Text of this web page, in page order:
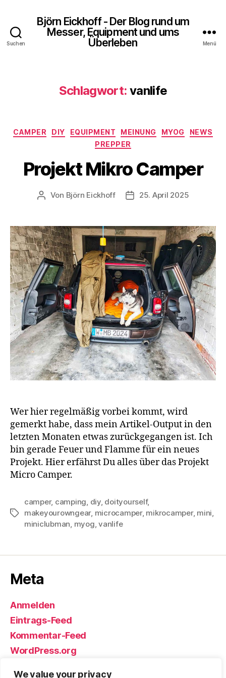
We value your privacy
Suchen
Björn Eickhoff - Der Blog rund um
Messer, Equipment und ums
Überleben
Menü
Schlagwort: vanlife
Kategorien
CAMPER DIY EQUIPMENT MEINUNG MYOG
NEWS
PREPPER
Projekt Mikro Camper
Beitragsautor
Von Björn Eickhoff Veröffentlichungsdatum
25. April 2025
Wer hier regelmäßig vorbei kommt, wird
gemerkt habe, dass mein Artikel-Output in den
letzten Monaten etwas zurückgegangen ist. Ich
bin gerade Feuer und Flamme für ein neues
Projekt. Hier erfährst Du alles über das Projekt
Micro Camper.
Schlagwörter
camper, camping, diy, doityourself,
makeyourowngear, microcamper, mikrocamper, mini,
miniclubman, myog,vanlife
Meta
Anmelden
Eintrags-Feed
Kommentar-Feed
WordPress.org